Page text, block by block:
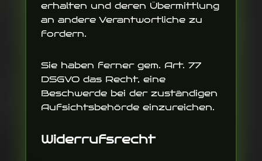
erhalten und deren Übermittlung
an andere Verantwortliche zu
fordern.
Sie haben ferner gem. Art. 77
DSGVO das Recht, eine
Beschwerde bei der zuständigen
Aufsichtsbehörde einzureichen.
Widerrufsrecht